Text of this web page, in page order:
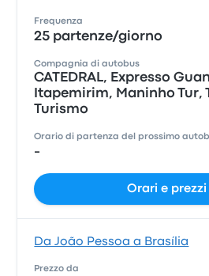
Frequenza
25 partenze/giorno
Compagnia di autobus
CATEDRAL, Expresso
Itapemirim, Maninho Tur,
Turismo
Orario di partenza del prossimo
-
Orari e prezzi
Da João Pessoa a Brasília
Prezzo da